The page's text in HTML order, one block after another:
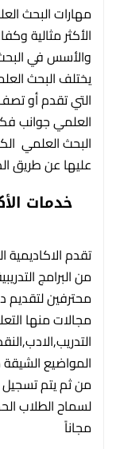
مهارات البحث
الأكثر مثالية
والأسس في
يختلف البحث
التي تقدم أو
العلمي جوانب
البحث العلمي
عليها عن طريق
خدمات
تقدم
من البرامج
محترفين
مجالات منها
المواضيع
من ثم يتم
لسماح الطلاب
مجاناً